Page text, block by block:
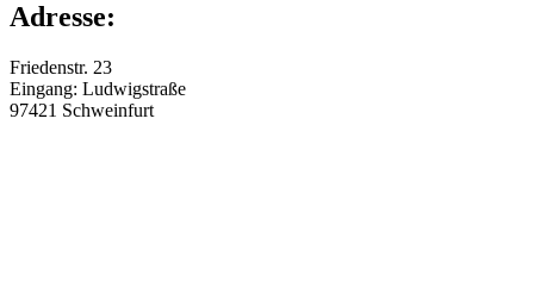
Adresse:
Friedenstr. 23
Eingang: Ludwigstraße
97421 Schweinfurt